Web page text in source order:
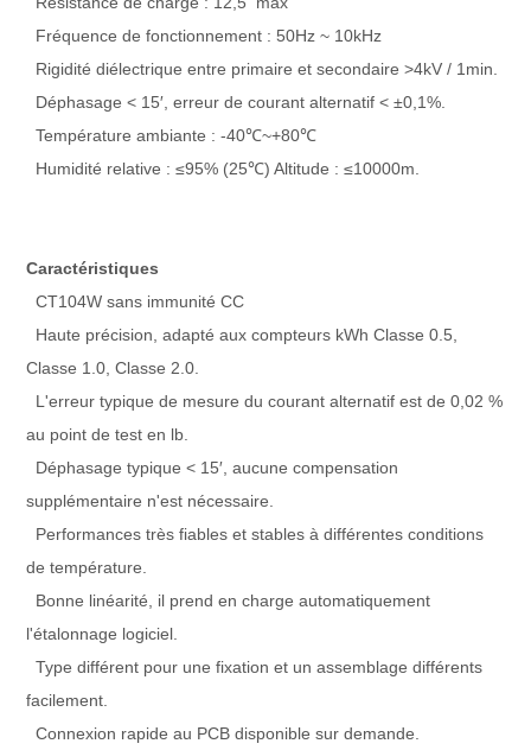
Fréquence de fonctionnement : 50Hz ~ 10kHz
Rigidité diélectrique entre primaire et secondaire >4kV / 1min.
Déphasage < 15′, erreur de courant alternatif < ±0,1%.
Température ambiante : -40℃~+80℃
Humidité relative : ≤95% (25℃) Altitude : ≤10000m.
Caractéristiques
CT104W sans immunité CC
Haute précision, adapté aux compteurs kWh Classe 0.5,
Classe 1.0, Classe 2.0.
L'erreur typique de mesure du courant alternatif est de 0,02 %
au point de test en lb.
Déphasage typique < 15′, aucune compensation
supplémentaire n'est nécessaire.
Performances très fiables et stables à différentes conditions
de température.
Bonne linéarité, il prend en charge automatiquement
l'étalonnage logiciel.
Type différent pour une fixation et un assemblage différents
facilement.
Connexion rapide au PCB disponible sur demande.